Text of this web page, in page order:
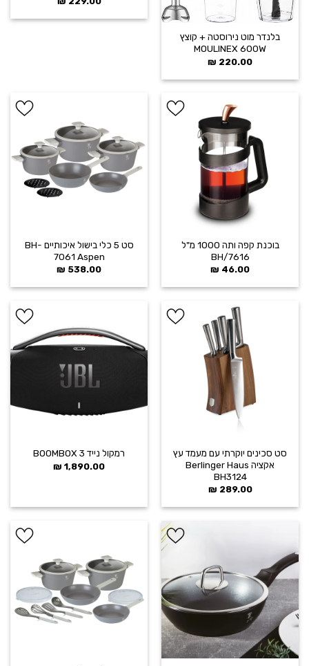
בלנדר מוט נירוסטה + קוצץ
MOULINEX 600W
220.00
₪
הוסף ל
WISHLIST
בוכנת קפה ותה 1000 מ"ל
BH/7616
46.00
₪
הוסף ל
WISHLIST
סט 5 כלי בישול איכותיים BH-
7061 Aspen
538.00
₪
סט סכינים יוקרתי עם מעמד עץ
אקציה Berlinger Haus
BH3124
289.00
₪
רמקול נייד BOOMBOX 3
1,890.00
₪
הוסף ל
WISHLIST
הוסף ל
WISHLIST